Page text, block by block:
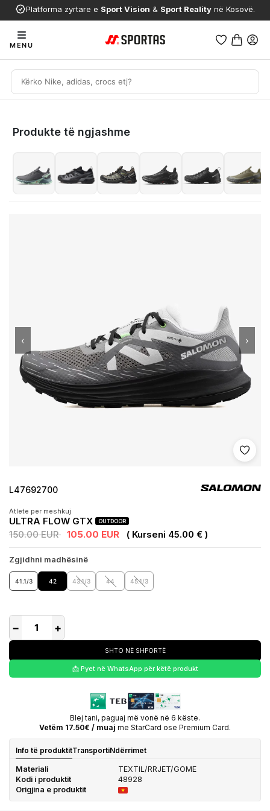
Platforma zyrtare e Sport Vision & Sport Reality në Kosovë.
MENU
Produkte të ngjashme
Shto
‹ ›
L47692700
Atlete per meshkuj
ULTRA FLOW GTX OUTDOOR
150.00 EUR 105.00 EUR ( Kurseni 45.00 € )
Zgjidhni madhësinë
41.1/3 42 43.1/3 44 45.1/3
− +
SHTO NË SHPORTË
📩 Pyet në WhatsApp për këtë produkt
Blej tani, paguaj më vonë në 6 këste.
Vetëm 17.50€ / muaj me StarCard ose Premium Card.
Info të produktitTransportiNdërrimet
Materiali
TEXTIL/RRJET/GOME
Kodi i produktit
48928
Origjina e produktit